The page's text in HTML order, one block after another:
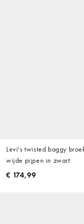
Levi's twisted baggy
wijde pijpen in zwart
€ 174,99